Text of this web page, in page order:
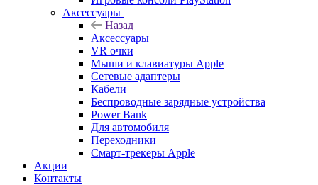
Аксессуары
Назад
Аксессуары
VR очки
Мыши и клавиатуры Apple
Сетевые адаптеры
Кабели
Беспроводные зарядные устройства
Power Bank
Для автомобиля
Переходники
Смарт-трекеры Apple
Акции
Контакты